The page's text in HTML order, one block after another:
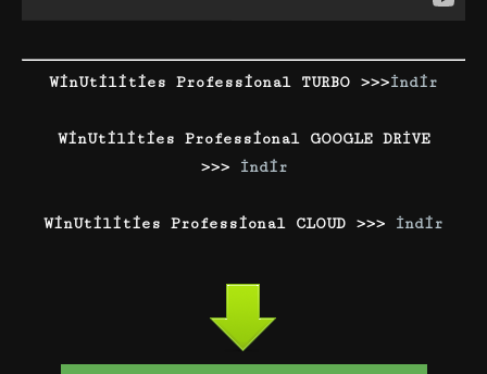
WinUtilities Professional TURBO >>>İndir
WinUtilities Professional GOOGLE DRİVE
>>>
İndir
WinUtilities Professional CLOUD >>> İndir